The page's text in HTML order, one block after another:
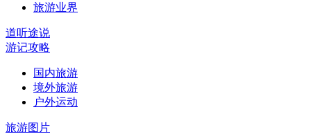
旅游业界
道听途说
游记攻略
国内旅游
境外旅游
户外运动
旅游图片